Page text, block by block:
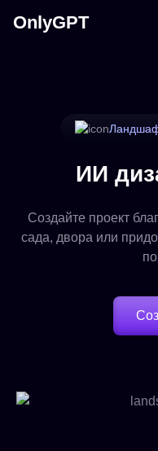
OnlyGPT
ИИ
Создайте проект
сада, двора или